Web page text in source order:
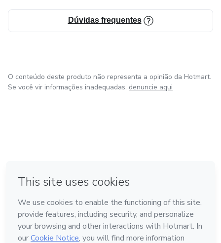
Dúvidas frequentes
O conteúdo deste produto não representa a opinião da Hotmart.
Se você vir informações inadequadas, denuncie aqui
Feito com ❤ em Bogotá
Conheça a Hotmart